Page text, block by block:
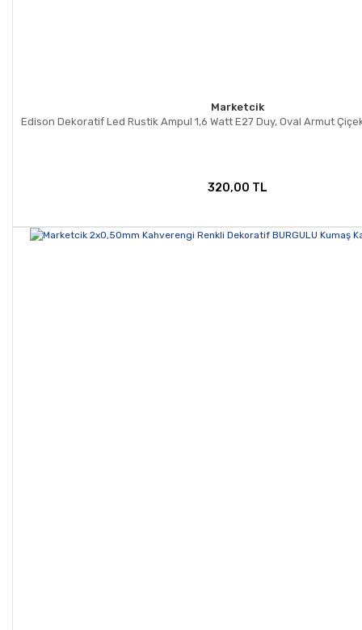
Marketcik
Edison Dekoratif Led Rustik Ampul 1,6 Watt E27 Duy, Oval Armut
320,00 TL